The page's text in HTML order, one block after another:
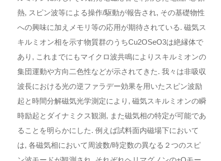
熱, スピン波等による操作/駆動が報告され, その基礎物性
への興味に加えメモリ等の応用が期待されている. 磁気ス
キルミオン相を示す物質群のうちCu2OSeO3は絶縁体で
あり, これまでにもマイクロ波共鳴によりスキルミオンの
集団運動や方向二色性などが示されてきた. 我々は非吸収
波長における光の逆ファラデー効果を用いたスピン波励
起と時間分解磁気光学測定により, 磁気スキルミオンの瞬
時励起とダイナミクス観測, また磁気相の特定が可能であ
ることを明らかにした. 例えば試料面内磁場下において
は, 各磁気相において周波数/時定数の異なる２つのスピ